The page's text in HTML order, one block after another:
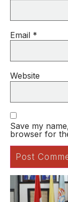
Email *
Website
Save my
browser for